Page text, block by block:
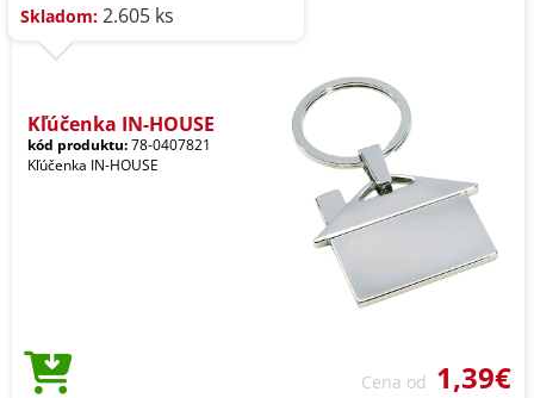
Skladom: 2.605 ks
Kľúčenka IN-HOUSE
kód produktu:78-0407821
Kľúčenka IN-HOUSE
Cena od 1,39€